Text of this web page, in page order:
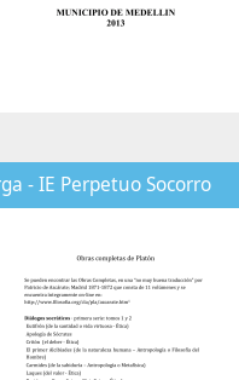
- IE Perpetuo Socorro